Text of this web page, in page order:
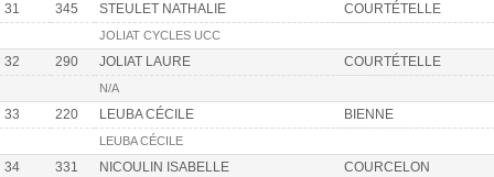
31 345 STEULET NATHALIE COURTÉTELLE
JOLIAT CYCLES UCC
32 290 JOLIAT LAURE COURTÉTELLE
N/A
33 220 LEUBA CÉCILE BIENNE
LEUBA CÉCILE
34 331 NICOULIN ISABELLE COURCELON